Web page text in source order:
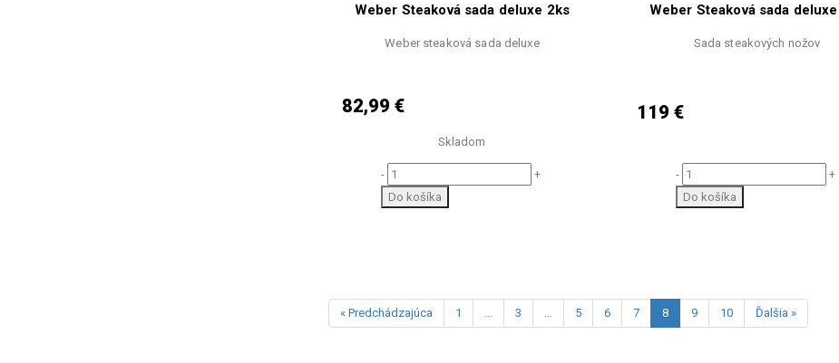
Weber Steaková sada deluxe 2ks
Weber steaková sada deluxe
82,99 €
Skladom
-
+
Do košíka
Weber Steaková sada
Sada steakových nožov
119 €
-
+
Do košíka
« Predchádzajúca 1 … 3 … 5 6 7 8 9 10 Ďalšia »